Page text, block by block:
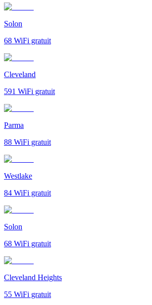
Solon
68 WiFi gratuit
Cleveland
591 WiFi gratuit
Parma
88 WiFi gratuit
Westlake
84 WiFi gratuit
Solon
68 WiFi gratuit
Cleveland Heights
55 WiFi gratuit